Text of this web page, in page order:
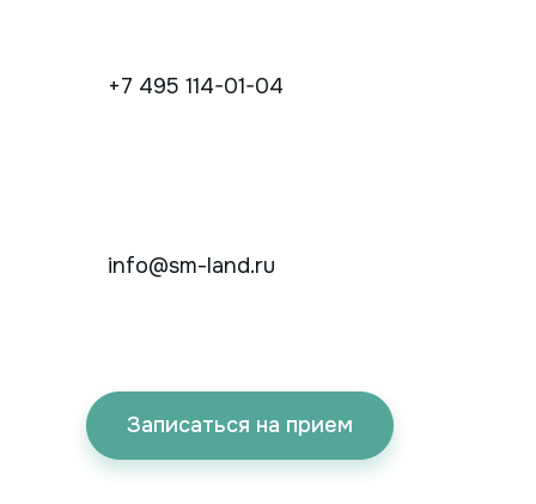
+7 495 114-01-04
info@sm-land.ru
Записаться на прием